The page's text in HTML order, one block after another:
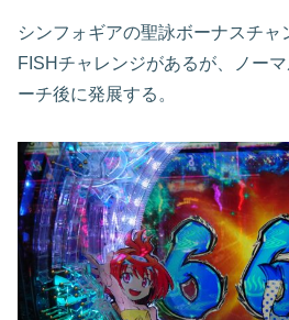
シンフォギアの聖詠ボーナスチャ
FISHチャレンジがあるが、ノー
ーチ後に発展する。